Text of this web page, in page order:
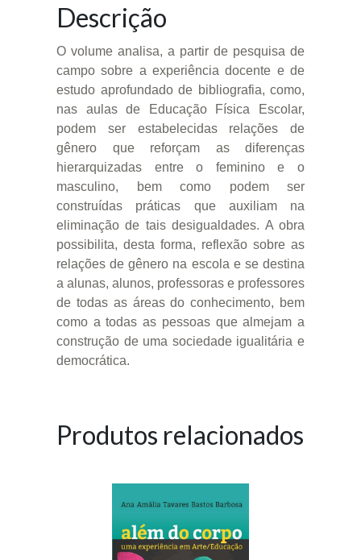
Descrição
O volume analisa, a partir de pesquisa de
campo sobre a experiência docente e de
estudo aprofundado de bibliografia, como,
nas aulas de Educação Física Escolar,
podem ser estabelecidas relações de
gênero que reforçam as diferenças
hierarquizadas entre o feminino e o
masculino, bem como podem ser
construídas práticas que auxiliam na
eliminação de tais desigualdades. A obra
possibilita, desta forma, reflexão sobre as
relações de gênero na escola e se destina
a alunas, alunos, professoras e professores
de todas as áreas do conhecimento, bem
como a todas as pessoas que almejam a
construção de uma sociedade igualitária e
democrática.
Produtos relacionados